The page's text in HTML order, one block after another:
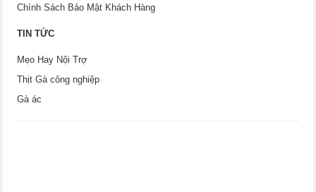
Chính Sách Bảo Mật Khách Hàng
TIN TỨC
Mẹo Hay Nội Trợ
Thịt Gà công nghiệp
Gà ác